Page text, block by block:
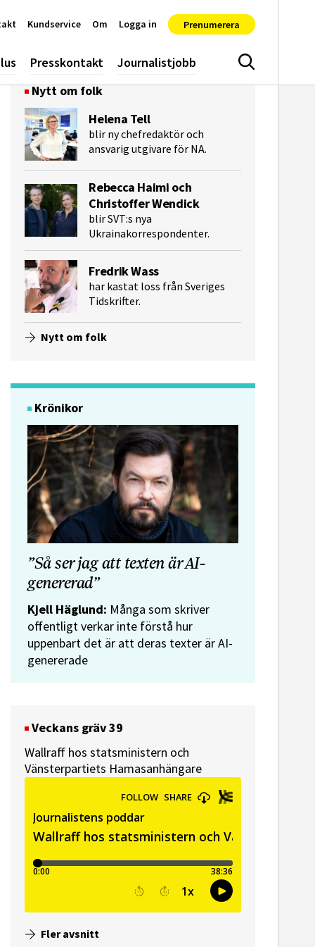
Presskontakt Journalistjobb Sök
Kundservice Om Logga in Prenumerera
Nytt om folk
Helena Tell
blir ny chefredaktör och
ansvarig utgivare för NA.
Rebecca Haimi och
Christoffer Wendick
blir SVT:s nya
Ukrainakorrespondenter.
Fredrik Wass
har kastat loss från Sveriges
Tidskrifter.
Nytt om folk
Krönikor
”Så ser jag att texten är AI-
genererad”
Kjell Häglund: Många som skriver
offentligt verkar inte förstå hur
uppenbart det är att deras texter är AI-
genererade
Veckans gräv 39
Wallraff hos statsministern och
Vänsterpartiets Hamasanhängare
Fler avsnitt